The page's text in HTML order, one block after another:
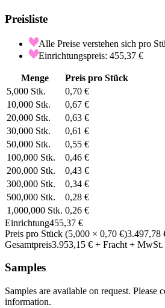
Preisliste
Alle Preise verstehen sich pro
Einrichtungspreis: 455,37 €
Menge
Preis pro Stück
5,000 Stk.
0,70 €
10,000 Stk.
0,67 €
20,000 Stk.
0,63 €
30,000 Stk.
0,61 €
50,000 Stk.
0,55 €
100,000 Stk.
0,46 €
200,000 Stk.
0,43 €
300,000 Stk.
0,34 €
500,000 Stk.
0,28 €
1,000,000 Stk. 0,26 €
Einrichtung455,37 €
Preis pro Stück (5,000 × 0,70 €)3.497,78
Gesamtpreis3.953,15 € + Fracht + MwSt.
Samples
Samples are available on request. Please
information.